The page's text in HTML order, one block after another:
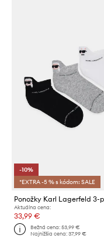
-10%
*EXTRA -5 % s kódom: SALE
Ponožky Karl Lagerfeld 3-
Aktuálna cena:
33,99 €
Bežná cena:53,99 €
Najnižšia cena:37,99 €